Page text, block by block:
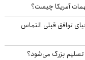
آمریکا چیست؟
توافق قبلی التماس
تسلیم بزرگ می‌شود؟